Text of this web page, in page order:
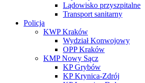
Lądowisko przyszpitalne
Transport sanitarny
Policja
KWP Kraków
Wydział Konwojowy
OPP Kraków
KMP Nowy Sącz
KP Grybów
KP Krynica-Zdrój